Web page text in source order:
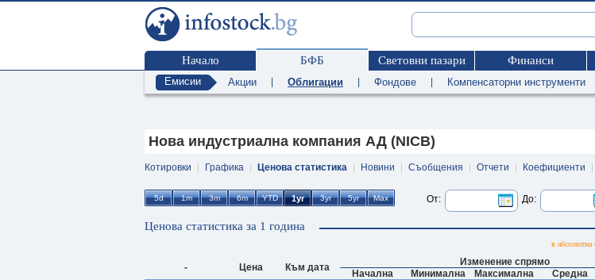
Начало БФБ Световни пазари Финанси
Емисии Акции Облигации Фондове Компенсаторни инструменти
Нова индустриална компания АД (NICB)
Котировки Графика Ценова статистика Новини Съобщения Отчети Коефициенти
От: До:
Ценова статистика за 1 година
в абсолютна
- Цена Към дата
Изменение спрямо
Начална
Минимална Максимална Средна